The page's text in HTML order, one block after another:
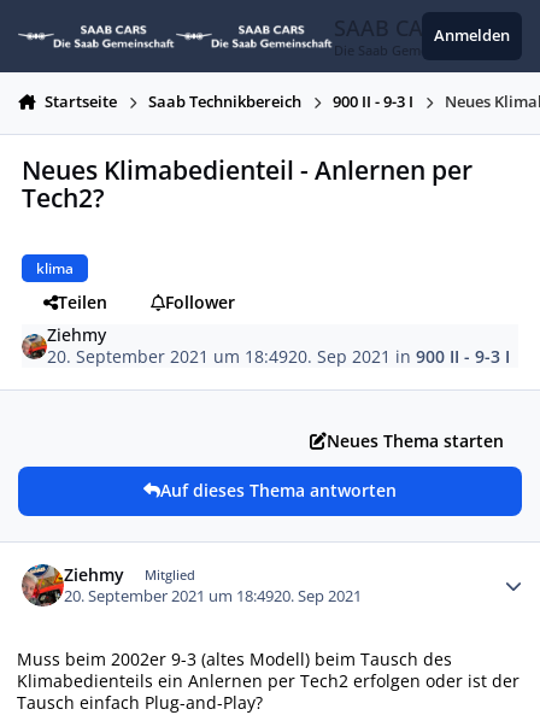
SAAB CARS
Die Saab Gemeinschaft
Anmelden
Startseite Saab Technikbereich 900 II - 9-3 I Neues
Neues Klimabedienteil - Anlernen per
Tech2?
klima
Teilen
Follower
Ziehmy
20. September 2021 um 18:4920. Sep 2021 in900 II - 9-3 I
Neues Thema starten
Auf dieses Thema antworten
Ziehmy Mitglied
20. September 2021 um 18:4920. Sep 2021
Muss beim 2002er 9-3 (altes Modell) beim Tausch des
Klimabedienteils ein Anlernen per Tech2 erfolgen oder ist der
Tausch einfach Plug-and-Play?